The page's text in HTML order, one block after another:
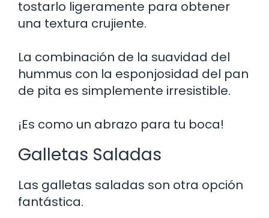
tostarlo ligeramente para obtener
una textura crujiente.
La combinación de la suavidad del
hummus con la esponjosidad del pan
de pita es simplemente irresistible.
¡Es como un abrazo para tu boca!
Galletas Saladas
Las galletas saladas son otra opción
fantástica.